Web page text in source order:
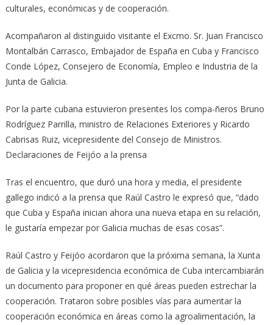
culturales, económicas y de cooperación.
Acompañaron al distinguido visitante el Excmo. Sr. Juan Francisco
Montalbán Carrasco, Embajador de España en Cuba y Francisco
Conde López, Consejero de Economía, Empleo e Industria de la
Junta de Galicia.
Por la parte cubana estuvieron presentes los compa-ñeros Bruno
Rodríguez Parrilla, ministro de Relaciones Exteriores y Ricardo
Cabrisas Ruiz, vicepresidente del Consejo de Ministros.
Declaraciones de Feijóo a la prensa
Tras el encuentro, que duró una hora y media, el presidente
gallego indicó a la prensa que Raúl Castro le expresó que, “dado
que Cuba y España inician ahora una nueva etapa en su relación,
le gustaría empezar por Galicia muchas de esas cosas”.
Raúl Castro y Feijóo acordaron que la próxima semana, la Xunta
de Galicia y la vicepresidencia económica de Cuba intercambiarán
un documento para proponer en qué áreas pueden estrechar la
cooperación. Trataron sobre posibles vías para aumentar la
cooperación económica en áreas como la agroalimentación, la